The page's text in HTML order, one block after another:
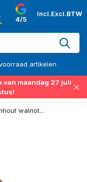
4/5
Incl.Excl.BTW
artikelen
maandag 27 juli
walnot...